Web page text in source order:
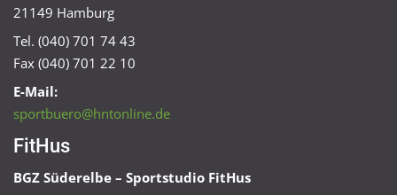
21149 Hamburg
Tel. (040) 701 74 43
Fax (040) 701 22 10
E-Mail:
sportbuero@hntonline.de
FitHus
BGZ Süderelbe – Sportstudio FitHus